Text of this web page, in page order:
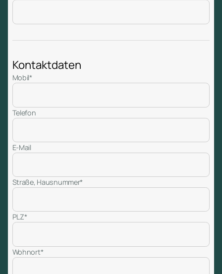
Kontaktdaten
Mobil*
Telefon
E-Mail
Straße, Hausnummer*
PLZ*
Wohnort*